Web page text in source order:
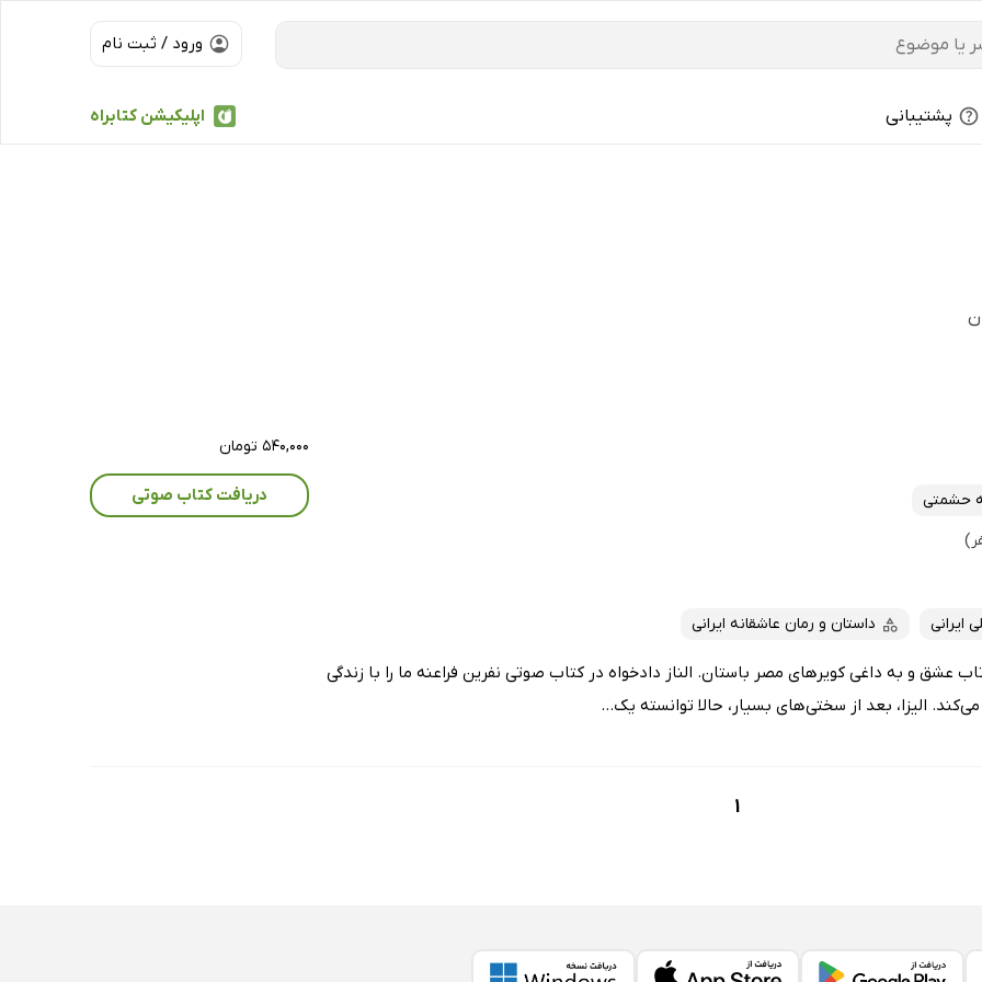
ورود / ثبت نام
اپلیکیشن کتابراه پشتیبانی
حشمتی
ایرانی داستان و رمان عاشقانه ایرانی
عشق و به داغی کویرهای مصر باستان. الناز دادخواه در کتاب صوتی نفرین فراعنه ما را با زندگی
الیزا، بعد از سختی‌های بسیار، حالا توانسته یک...
۵۴۰,۰۰۰ تومان
دریافت کتاب صوتی
1